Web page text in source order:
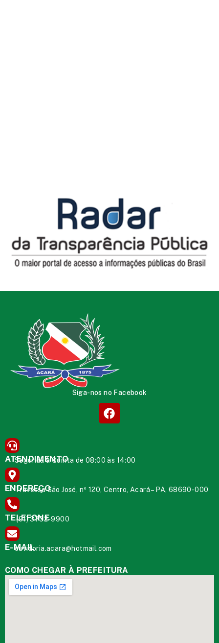
Siga-nos no Facebook
ATENDIMENTO
Segunda à Quinta de 08:00 às 14:00
ENDEREÇO
Travessa São José, nº 120, Centro, Acará – PA, 68690-000
TELEFONE
(91) 3732-9900
E-MAIL
ouvidoria.acara@hotmail.com
COMO CHEGAR À PREFEITURA